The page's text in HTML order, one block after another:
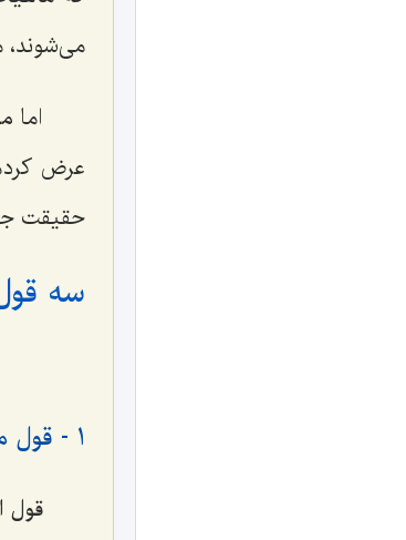
می‌شوند،
اما
عرض
حقیقت
سه
1 - قول معروف حکمای اسلامی
قول